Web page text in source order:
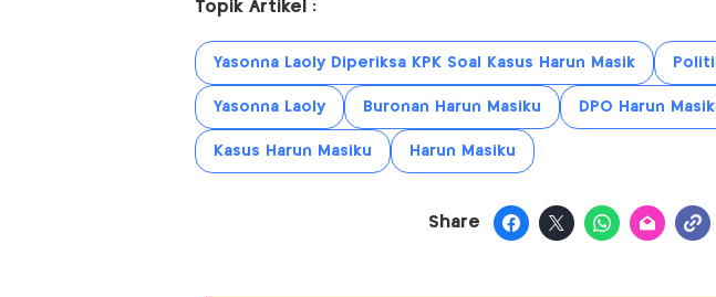
Topik Artikel :
Yasonna Laoly Diperiksa KPK Soal Kasus Harun Masik
Yasonna Laoly Buronan Harun Masiku DPO Harun
Kasus Harun Masiku Harun Masiku
Share